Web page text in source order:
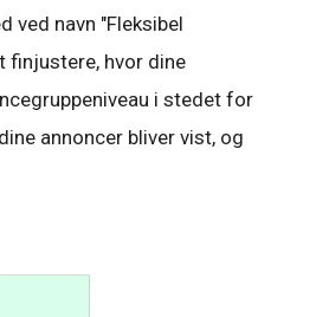
ved navn "Fleksibel
finjustere, hvor dine
i stedet for
annoncer bliver vist, og